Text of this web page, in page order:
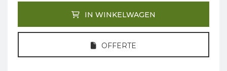
IN WINKELWAGEN
OFFERTE